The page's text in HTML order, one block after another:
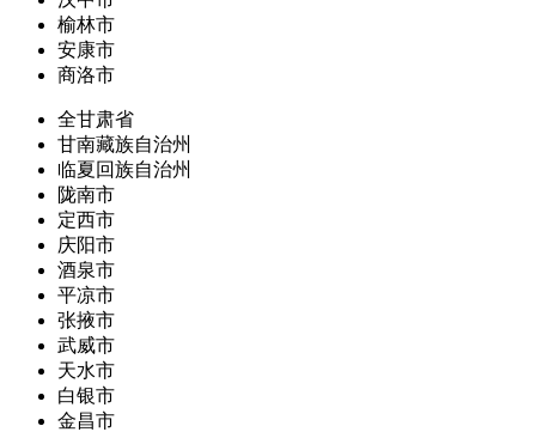
榆林市
安康市
商洛市
全甘肃省
甘南藏族自治州
临夏回族自治州
陇南市
定西市
庆阳市
酒泉市
平凉市
张掖市
武威市
天水市
白银市
金昌市